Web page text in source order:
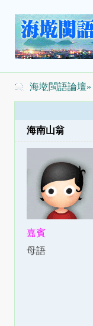
海墘閩語論壇»
海南山翁
嘉賓
母語